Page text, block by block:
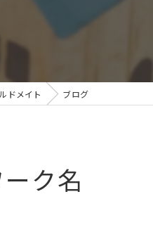
ドメイト ブログ
ク名